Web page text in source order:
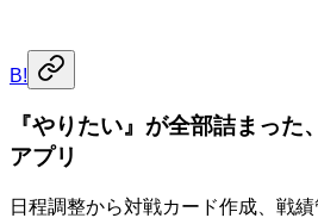
B!
『やりたい』が全部詰まった
アプリ
日程調整から対戦カード作成、戦